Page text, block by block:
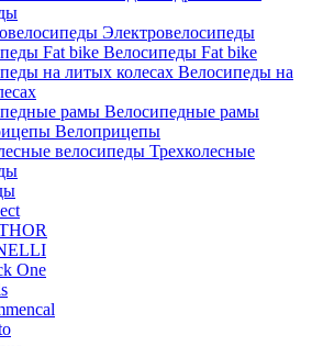
Электровелосипеды
Велосипеды Fat bike
Велосипеды на
Велосипедные рамы
Велоприцепы
Трехколесные
One